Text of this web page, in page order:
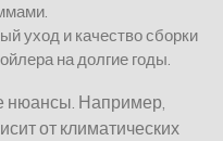
уход и качество сборки
на долгие годы.
нюансы. Например,
от климатических